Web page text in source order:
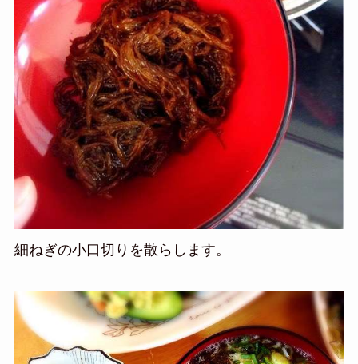
細ねぎの小口切りを散らします。